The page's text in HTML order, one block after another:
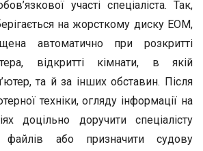
участі спеціаліста. Так,
на жорсткому диску ЕОМ,
автоматично при розкритті
відкритті кімнати, в якій
та й за інших обставин. Після
техніки, огляду інформації на
доцільно доручити спеціалісту
файлів або призначити судову